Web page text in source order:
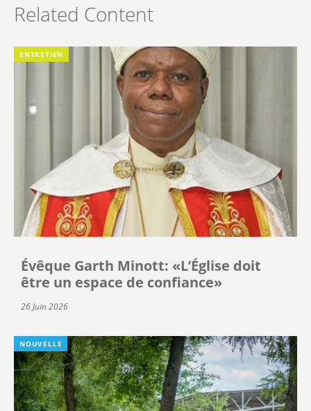
Related Content
ENTRETIEN
Évêque Garth Minott: «L’Église doit
être un espace de confiance»
26 Juin 2026
NOUVELLE